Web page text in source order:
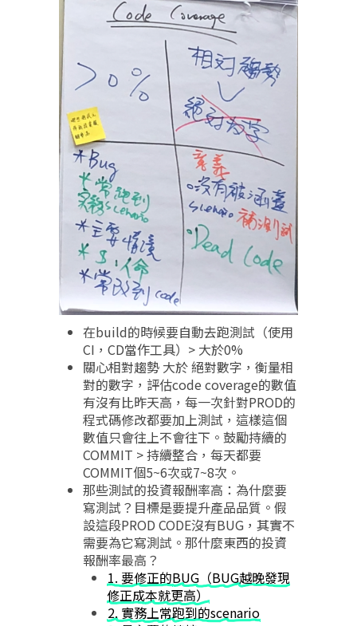
在build的時候要自動去跑測試（使用
CI，CD當作工具）> 大於0%
關心相對趨勢 大於 絕對數字，衡量相
對的數字，評估code coverage的數值
有沒有比昨天高，每一次針對PROD的
程式碼修改都要加上測試，這樣這個
數值只會往上不會往下。鼓勵持續的
COMMIT > 持續整合，每天都要
COMMIT個5~6次或7~8次。
那些測試的投資報酬率高：為什麼要
寫測試？目標是要提升產品品質。假
設這段PROD CODE沒有BUG，其實不
需要為它寫測試。那什麼東西的投資
報酬率最高？
1. 要修正的BUG（BUG越晚發現
修正成本就更高）
2. 實務上常跑到的scenario